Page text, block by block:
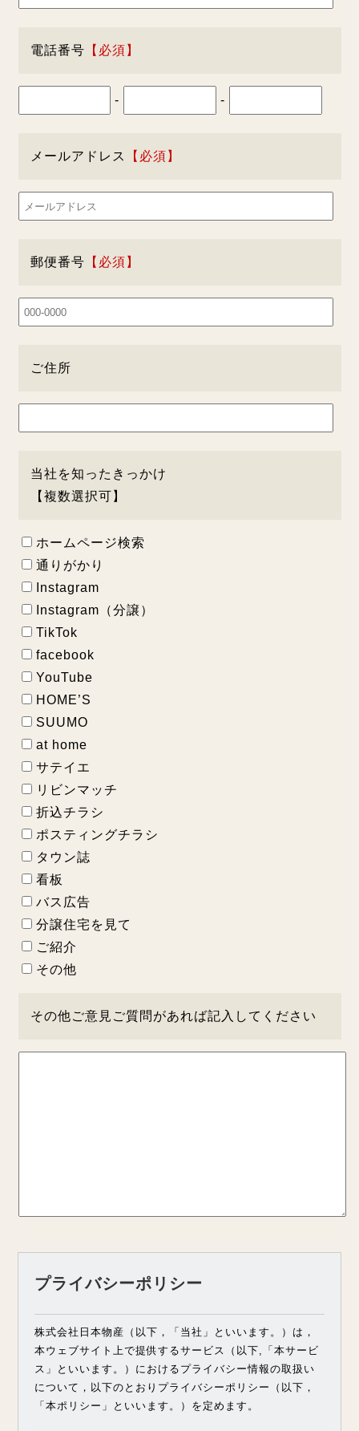
電話番号
- -
メールアドレス
郵便番号
ご住所
当社を知ったきっかけ
【複数選択可】
ホームページ検索
通りがかり
Instagram
Instagram（分譲）
TikTok
facebook
YouTube
HOME’S
SUUMO
at home
サテイエ
リビンマッチ
折込チラシ
ポスティングチラシ
タウン誌
看板
バス広告
分譲住宅を見て
ご紹介
その他
その他ご意見ご質問があれば記入してください
プライバシーポリシー
株式会社日本物産（以下，「当社」といいます。）は，
本ウェブサイト上で提供するサービス（以下,「本サービ
ス」といいます。）におけるプライバシー情報の取扱い
について，以下のとおりプライバシーポリシー（以下，
「本ポリシー」といいます。）を定めます。